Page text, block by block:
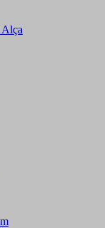
Alça